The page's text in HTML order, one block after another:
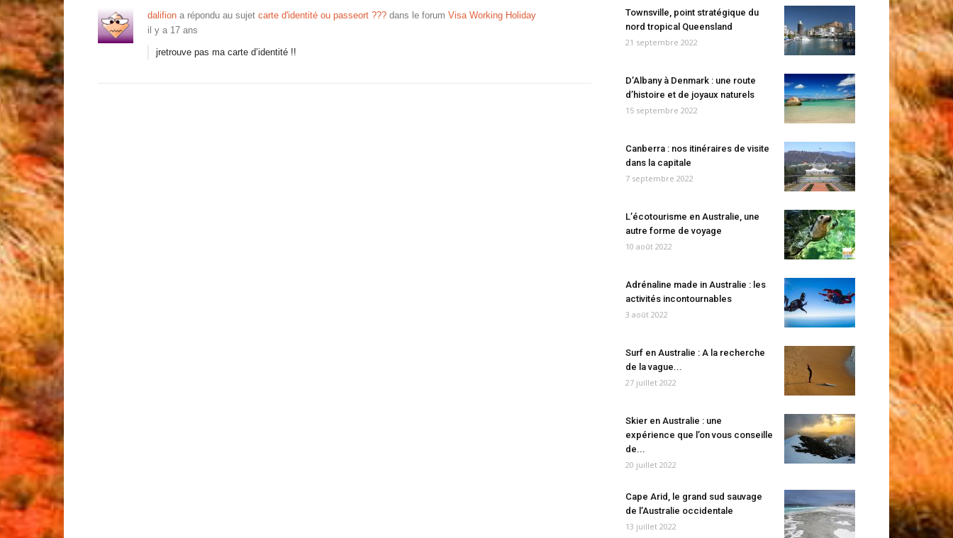
dalifion a répondu au sujet carte d'identité ou passeort ??? dans le forum Visa Working Holiday
il y a 17 ans
jretrouve pas ma carte d’identité !!
Townsville, point stratégique du
nord tropical Queensland
21 septembre 2022
D’Albany à Denmark : une route
d’histoire et de joyaux naturels
15 septembre 2022
Canberra : nos itinéraires de visite
dans la capitale
7 septembre 2022
L’écotourisme en Australie, une
autre forme de voyage
10 août 2022
Adrénaline made in Australie : les
activités incontournables
3 août 2022
Surf en Australie : A la recherche
de la vague...
27 juillet 2022
Skier en Australie : une
expérience que l’on vous conseille
de...
20 juillet 2022
Cape Arid, le grand sud sauvage
de l’Australie occidentale
13 juillet 2022